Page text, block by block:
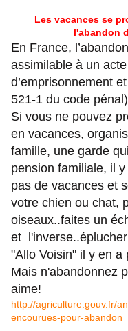
Les vacances se
l'abandon
En France,
assimilable à un
d’emprisonnement
521-1 du code
Si vous ne pouvez
en vacances,
famille, une garde
pension familiale, il
pas de vacances et
votre chien ou chat,
oiseaux..faites un
et
"Allo Voisin" il y en a
Mais n'abandonnez
aime!
http://agriculture.gouv.fr/
encourues-pour-abandon